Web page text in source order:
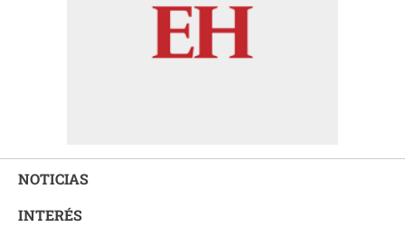
NOTICIAS
INTERÉS